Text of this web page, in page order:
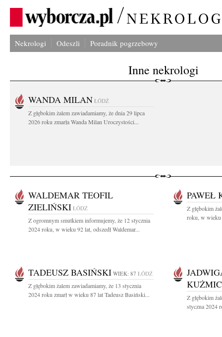
Nekrologi Odeszli Poradnik pogrzebowy
Inne nekrologi
WANDA MILAN ŁÓDŹ
Z głębokim żalem zawiadamiamy, że dnia 29 lipca
2026 roku zmarła Wanda Milan Uroczystości...
WALDEMAR TEOFIL
ZIELIŃSKI ŁÓDŹ
Z ogromnym smutkiem informujemy, że 12 stycznia
2024 roku, w wieku 92 lat, odszedł Waldemar...
PAWEŁ
Z głębokim
roku, w wieku
TADEUSZ BASIŃSKI WIEK: 87 ŁÓDŹ
Z głębokim żalem zawiadamiamy, że 13 stycznia
2024 roku zmarł w wieku 87 lat Tadeusz Basiński...
Z głębokim
styczna 2024